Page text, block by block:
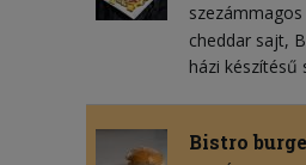
szezámmagos
cheddar sajt
házi készítésű
Bistro